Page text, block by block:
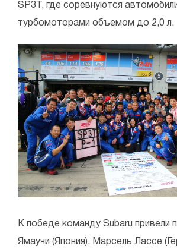
SP3T, где соревнуются
турбомоторами объемом до 2,0 л.
К победе команду Subaru привели
Ямаучи (Япония), Марсель Лассе